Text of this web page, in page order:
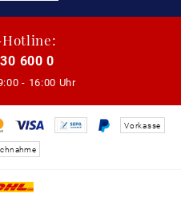
600 0
- 16:00 Uhr
Vorkasse